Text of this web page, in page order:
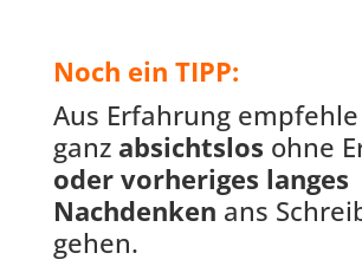
Noch ein TIPP:
Aus Erfahrung
ganz absichtslos ohne
oder vorheriges langes
Nachdenken ans
gehen.